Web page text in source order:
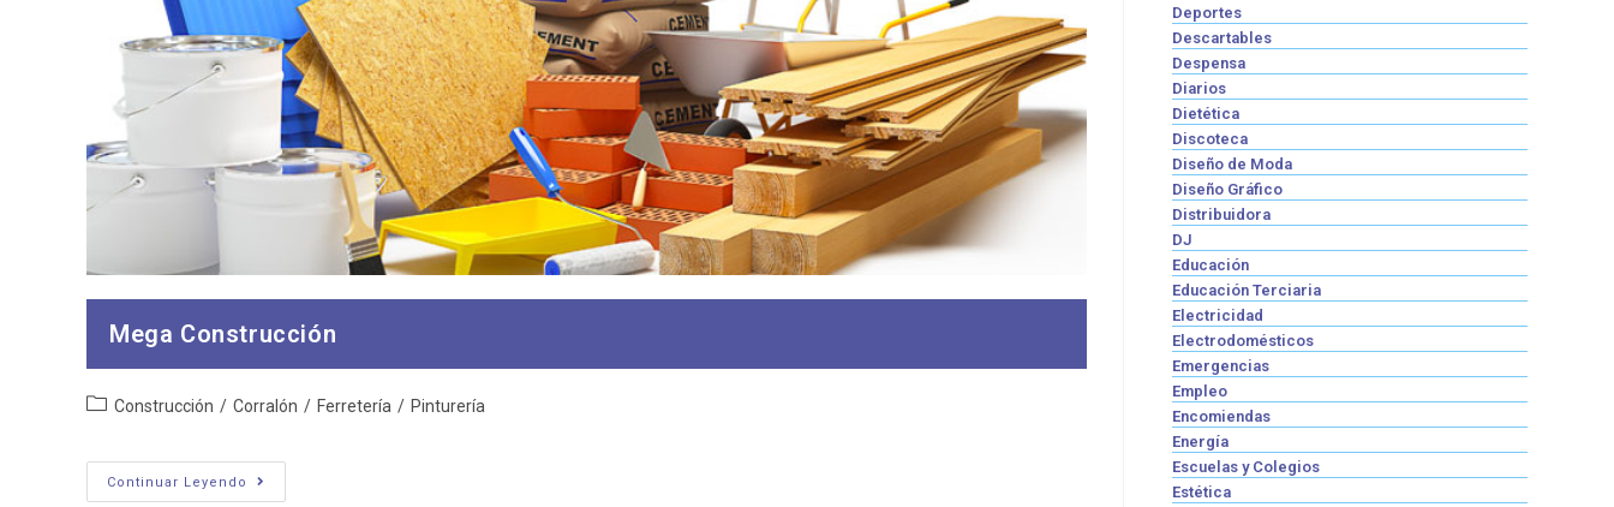
Mega Construcción
Categoría
entrada:
Construcción / Corralón / Ferretería / Pinturería
Continuar Leyendo
Mega
Construcción
Deportes
Descartables
Despensa
Diarios
Dietética
Discoteca
Diseño de Moda
Diseño Gráfico
Distribuidora
DJ
Educación
Educación Terciaria
Electricidad
Electrodomésticos
Emergencias
Empleo
Encomiendas
Energía
Escuelas y Colegios
Estética